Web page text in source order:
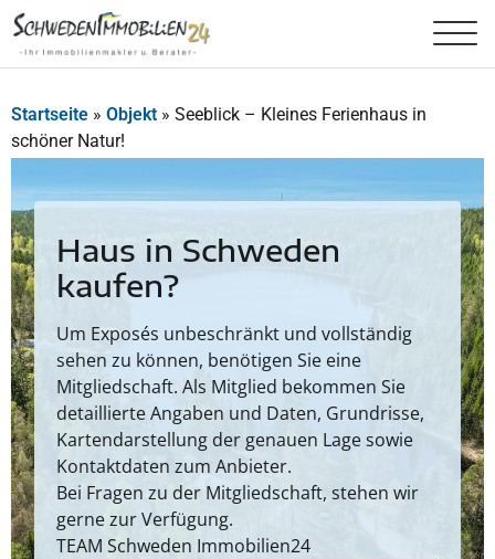
Startseite » Objekt » Seeblick – Kleines Ferienhaus in
schöner Natur!
Haus in Schweden
kaufen?
Um Exposés unbeschränkt und vollständig
sehen zu können, benötigen Sie eine
Mitgliedschaft. Als Mitglied bekommen Sie
detaillierte Angaben und Daten, Grundrisse,
Kartendarstellung der genauen Lage sowie
Kontaktdaten zum Anbieter.
Bei Fragen zu der Mitgliedschaft, stehen wir
gerne zur Verfügung.
TEAM Schweden Immobilien24